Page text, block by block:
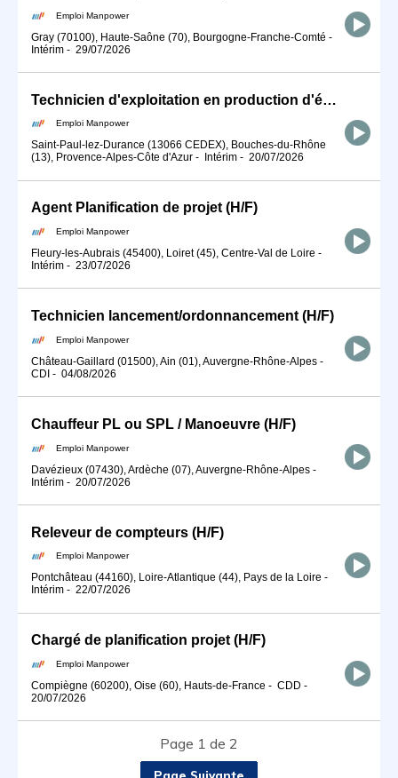
Emploi Manpower
Gray (70100), Haute-Saône (70), Bourgogne-Franche-Comté -
Intérim - 29/07/2026
Technicien d'exploitation en production d'énergie (H/F)
Emploi Manpower
Saint-Paul-lez-Durance (13066 CEDEX), Bouches-du-Rhône
(13), Provence-Alpes-Côte d'Azur - Intérim - 20/07/2026
Agent Planification de projet (H/F)
Emploi Manpower
Fleury-les-Aubrais (45400), Loiret (45), Centre-Val de Loire -
Intérim - 23/07/2026
Technicien lancement/ordonnancement (H/F)
Emploi Manpower
Château-Gaillard (01500), Ain (01), Auvergne-Rhône-Alpes -
CDI - 04/08/2026
Chauffeur PL ou SPL / Manoeuvre (H/F)
Emploi Manpower
Davézieux (07430), Ardèche (07), Auvergne-Rhône-Alpes -
Intérim - 20/07/2026
Releveur de compteurs (H/F)
Emploi Manpower
Pontchâteau (44160), Loire-Atlantique (44), Pays de la Loire -
Intérim - 22/07/2026
Chargé de planification projet (H/F)
Emploi Manpower
Compiègne (60200), Oise (60), Hauts-de-France - CDD -
20/07/2026
Page 1 de 2